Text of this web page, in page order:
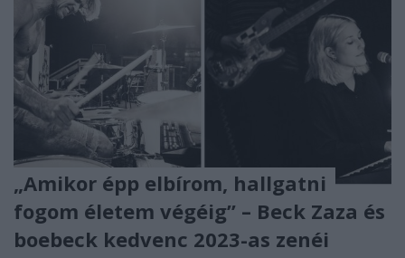
„Amikor épp elbírom, hallgatni
fogom életem végéig” – Beck Zaza és
boebeck kedvenc 2023-as zenéi